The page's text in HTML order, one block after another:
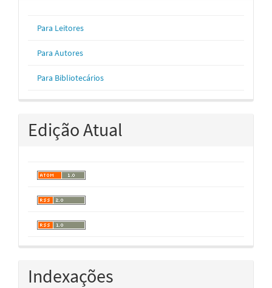
Para Leitores
Para Autores
Para Bibliotecários
Edição Atual
Indexações